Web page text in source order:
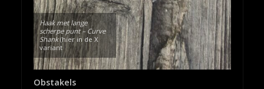
Haak met lange
scherpe punt – Curve
Shank(hier in de X
variant
Obstakels